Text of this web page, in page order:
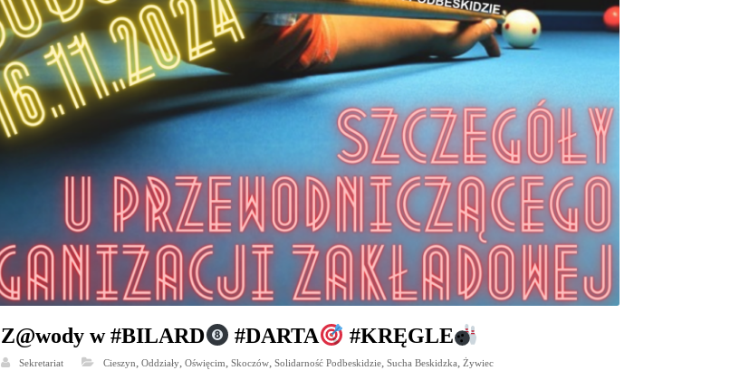
Z@wody w #BILARD #DARTA #KRĘGLE
Sekretariat Cieszyn,Oddziały,Oświęcim,Skoczów,Solidarność Podbeskidzie,Sucha Beskidzka,Żywiec